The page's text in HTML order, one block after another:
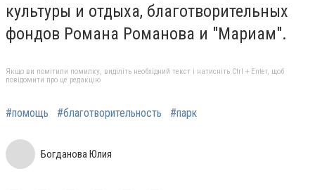
культуры и отдыха, благотворительных
фондов Романа Романова и "Мариам".
Якщо ви помітили помилку, виділіть необхідний текст і натисніть Ctrl + Enter, щоб
повідомити про це редакцію
#помощь #благотворительность #парк
Богданова Юлия